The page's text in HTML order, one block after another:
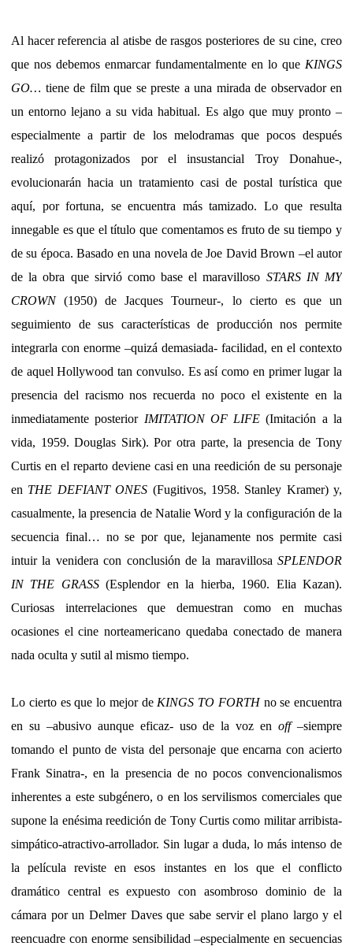
Al hacer referencia al atisbe de rasgos posteriores de su cine, creo
que nos debemos enmarcar fundamentalmente en lo que KINGS
GO… tiene de film que se preste a una mirada de observador en
un entorno lejano a su vida habitual. Es algo que muy pronto –
especialmente a partir de los melodramas que pocos después
realizó protagonizados por el insustancial Troy Donahue-,
evolucionarán hacia un tratamiento casi de postal turística que
aquí, por fortuna, se encuentra más tamizado. Lo que resulta
innegable es que el título que comentamos es fruto de su tiempo y
de su época. Basado en una novela de Joe David Brown –el autor
de la obra que sirvió como base el maravilloso STARS IN MY
CROWN(1950) de Jacques Tourneur-, lo cierto es que un
seguimiento de sus características de producción nos permite
integrarla con enorme –quizá demasiada- facilidad, en el contexto
de aquel Hollywood tan convulso. Es así como en primer lugar la
presencia del racismo nos recuerda no poco el existente en la
inmediatamente posterior IMITATION OF LIFE (Imitación a la
vida, 1959. Douglas Sirk). Por otra parte, la presencia de Tony
Curtis en el reparto deviene casi en una reedición de su personaje
en THE DEFIANT ONES (Fugitivos, 1958. Stanley Kramer) y,
casualmente, la presencia de Natalie Word y la configuración de la
secuencia final… no se por que, lejanamente nos permite casi
intuir la venidera con conclusión de la maravillosa SPLENDOR
IN THE GRASS(Esplendor en la hierba, 1960. Elia Kazan).
Curiosas interrelaciones que demuestran como en muchas
ocasiones el cine norteamericano quedaba conectado de manera
nada oculta y sutil al mismo tiempo.
Lo cierto es que lo mejor de KINGS TO FORTHno se encuentra
en su –abusivo aunque eficaz- uso de la voz enoff–siempre
tomando el punto de vista del personaje que encarna con acierto
Frank Sinatra-, en la presencia de no pocos convencionalismos
inherentes a este subgénero, o en los servilismos comerciales que
supone la enésima reedición de Tony Curtis como militar arribista-
simpático-atractivo-arrollador. Sin lugar a duda, lo más intenso de
la película reviste en esos instantes en los que el conflicto
dramático central es expuesto con asombroso dominio de la
cámara por un Delmer Daves que sabe servir el plano largo y el
reencuadre con enorme sensibilidad –especialmente en secuencias